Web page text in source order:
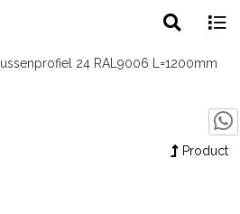
search
24 RAL9006 L=1200mm
Product